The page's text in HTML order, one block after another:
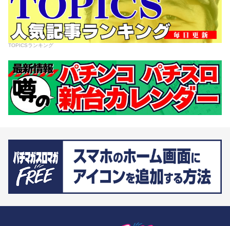
TOPICSランキング